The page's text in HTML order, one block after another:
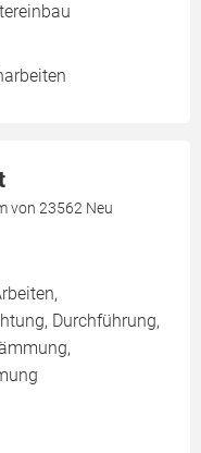
von 23562 Neu
Durchführung,